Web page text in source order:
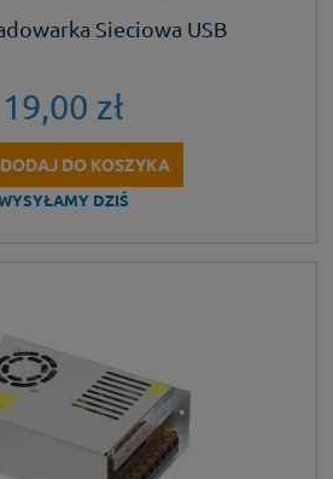
Sieciowa USB
19,00 zł
DODAJ DO KOSZYKA
DZIŚ